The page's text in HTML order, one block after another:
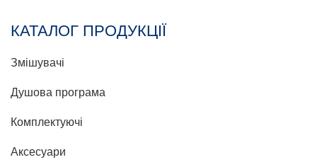
КАТАЛОГ ПРОДУКЦІЇ
Змішувачі
Душова програма
Комплектуючі
Аксесуари